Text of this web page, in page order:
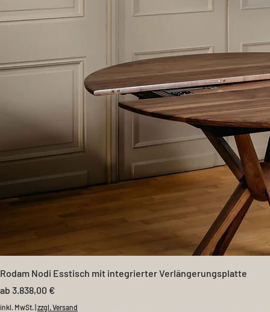
Rodam Nodi Esstisch mit integrierter Verlängerungsplatte
ab 3.838,00 €
Sale-Preis
inkl. MwSt. zzgl. Versand